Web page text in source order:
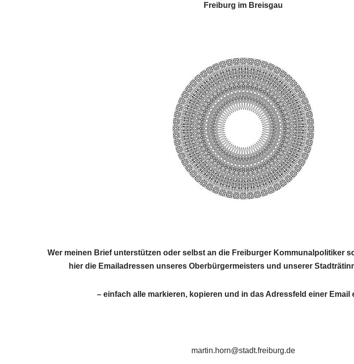
Freiburg im Breisgau
Wer meinen Brief unterstützen oder selbst an die Freiburger Kommunalpolitiker
hier die Emailadressen unseres Oberbürgermeisters und unserer
– einfach alle markieren, kopieren und in das Adressfeld einer Email
martin.horn@stadt.freiburg.de